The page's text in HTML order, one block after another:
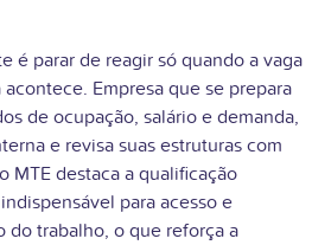
é parar de reagir só quando a vaga
Empresa que se prepara
de ocupação, salário e demanda,
e revisa suas estruturas com
MTE destaca a qualificação
para acesso e
do trabalho, o que reforça a